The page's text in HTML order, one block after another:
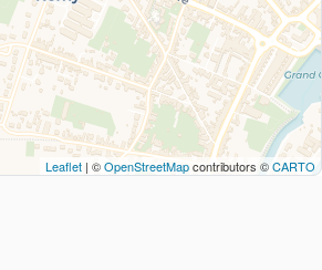
Leaflet | ©OpenStreetMapcontributors ©CARTO